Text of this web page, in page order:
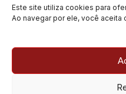
Este site utiliza cookies para
Ao navegar por ele, você aceita
Central Atendimento: (11)
94535-7237
© 2013 - 2026 |Inovar
Desenvolvido